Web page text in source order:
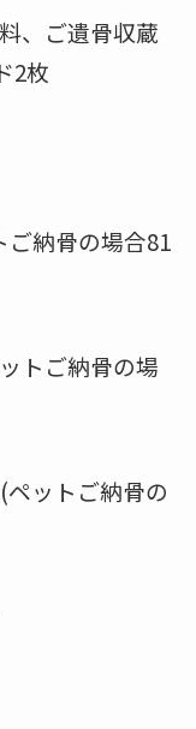
、ご遺骨収蔵
2枚
ご納骨の場合81
トご納骨の場
トご納骨の